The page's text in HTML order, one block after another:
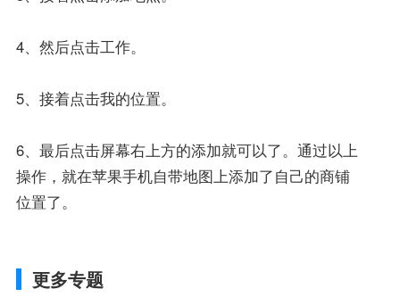
4、然后点击工作。
5、接着点击我的位置。
6、最后点击屏幕右上方的添加就可以了。通过以上
操作，就在苹果手机自带地图上添加了自己的商铺
位置了。
更多专题